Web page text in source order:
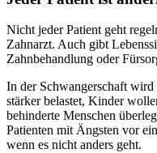
Nicht jeder Patient geht
Zahnarzt. Auch gibt
Zahnbehandlung oder
In der Schwangerschaft
stärker belastet, Kinder
behinderte Menschen
Patienten mit Ängsten vor
wenn es nicht anders geht.